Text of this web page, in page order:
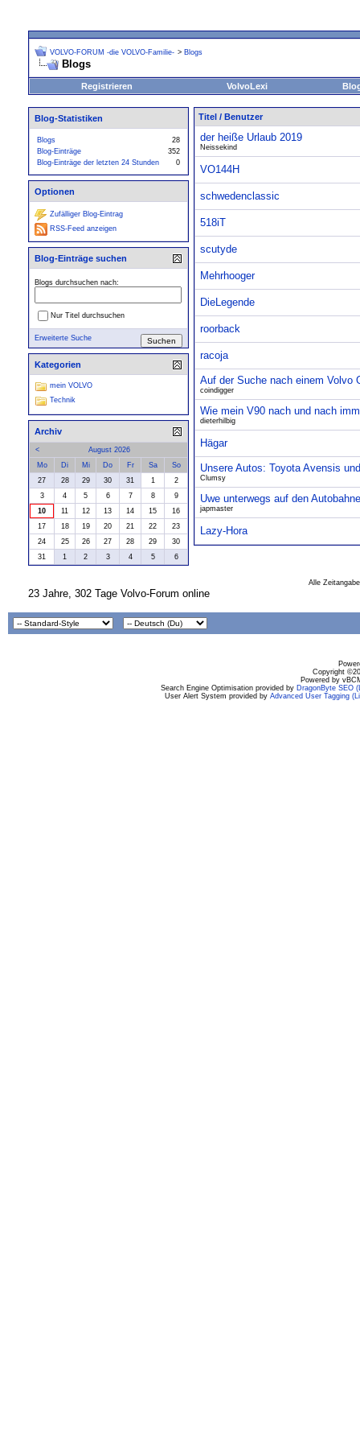
VOLVO-FORUM -die VOLVO-Familie- > Blogs
Blogs
Registrieren VolvoLexi
Titel / Benutzer
der heiße Urlaub 2019
Neissekind
VO144H
schwedenclassic
518iT
scutyde
Mehrhooger
DieLegende
roorback
racoja
Auf der Suche nach einem Volvo
coindigger
Wie mein V90 nach und nach
dieterhilbig
Hägar
Unsere Autos: Toyota Avensis
Clumsy
Uwe unterwegs auf den
japmaster
Lazy-Hora
Blog-Statistiken
Blogs
28
Blog-Einträge
352
Blog-Einträge der letzten 24 Stunden
0
Optionen
Zufälliger Blog-Eintrag
RSS-Feed anzeigen
Blog-Einträge suchen
Blogs durchsuchen nach:
Nur Titel durchsuchen
Erweiterte Suche
Kategorien
mein VOLVO
Technik
Archiv
<
August 2026
Mo
Di Mi Do Fr Sa
So
27
28 29 30 31 1
2
3
4 5 6 7 8
9
10
11 12 13 14 15
16
17
18 19 20 21 22
23
24
25 26 27 28 29
30
31
1 2 3 4 5 6
Alle
23 Jahre, 302 Tage Volvo-Forum online
Copyright
Powered by
Search Engine Optimisation provided by DragonByte SEO
User Alert System provided by Advanced User Tagging